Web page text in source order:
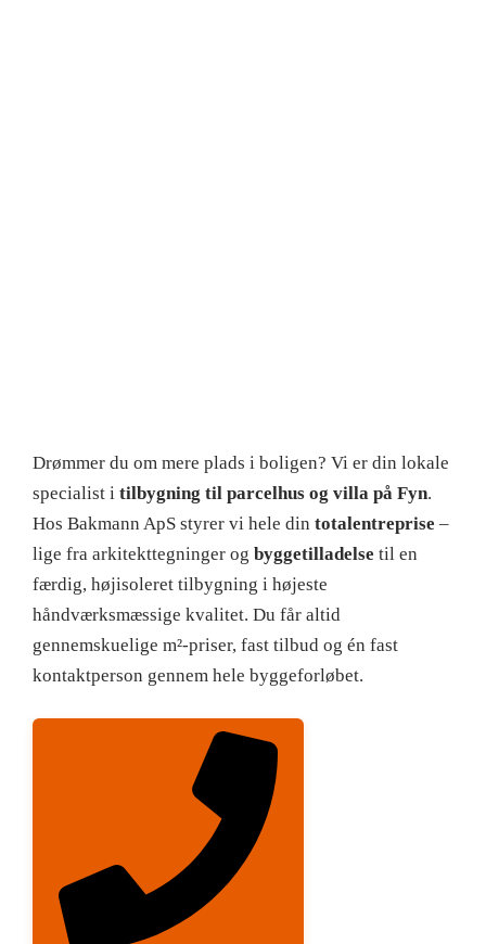
Drømmer du om mere plads i boligen? Vi er din lokale
specialist i tilbygning til parcelhus og villa på Fyn.
Hos Bakmann ApS styrer vi hele din totalentreprise –
lige fra arkitekttegninger og byggetilladelse til en
færdig, højisoleret tilbygning i højeste
håndværksmæssige kvalitet. Du får altid
gennemskuelige m²-priser, fast tilbud og én fast
kontaktperson gennem hele byggeforløbet.